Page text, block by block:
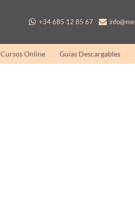
+34 685 12 85 67
Cursos Online Guías Descargables